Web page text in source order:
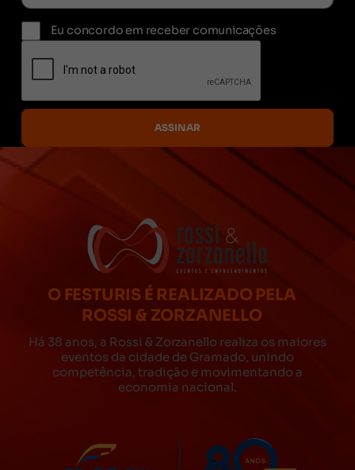
Eu concordo em receber comunicações
O FESTURIS É REALIZADO PELA
ROSSI & ZORZANELLO
Há 38 anos, a Rossi & Zorzanello realiza os maiores
eventos da cidade de Gramado, unindo
competência, tradição e movimentando a
economia nacional.